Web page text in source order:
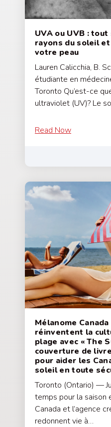
UVA ou UVB :
rayons du soleil
votre peau
Lauren Calicchia, B.
étudiante en
Toronto Qu’est-ce
ultraviolet (UV)? Le
Read Now
Mélanome
réinventent la
plage avec « The
couverture de
pour aider les
soleil en toute
Toronto (Ontario) —
temps pour la saison
Canada et l’agence
redonnent vie à…